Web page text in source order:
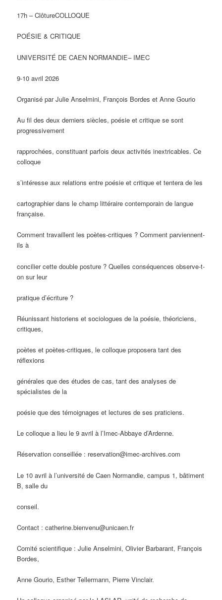
17h – ClôtureCOLLOQUE
POÉSIE & CRITIQUE
UNIVERSITÉ DE CAEN NORMANDIE– IMEC
9-10 avril 2026
Organisé par Julie Anselmini, François Bordes et Anne Gourio
Au fil des deux derniers siècles, poésie et critique se sont
progressivement
rapprochées, constituant parfois deux activités inextricables. Ce
colloque
s’intéresse aux relations entre poésie et critique et tentera de les
cartographier dans le champ littéraire contemporain de langue
française.
Comment travaillent les poètes-critiques ? Comment parviennent-
ils à
concilier cette double posture ? Quelles conséquences observe-t-
on sur leur
pratique d’écriture ?
Réunissant historiens et sociologues de la poésie, théoriciens,
critiques,
poètes et poètes-critiques, le colloque proposera tant des
réflexions
générales que des études de cas, tant des analyses de
spécialistes de la
poésie que des témoignages et lectures de ses praticiens.
Le colloque a lieu le 9 avril à l’Imec-Abbaye d’Ardenne.
Réservation conseillée : reservation@imec-archives.com
Le 10 avril à l’université de Caen Normandie, campus 1, bâtiment
B, salle du
conseil.
Contact : catherine.bienvenu@unicaen.fr
Comité scientifique : Julie Anselmini, Olivier Barbarant, François
Bordes,
Anne Gourio, Esther Tellermann, Pierre Vinclair.